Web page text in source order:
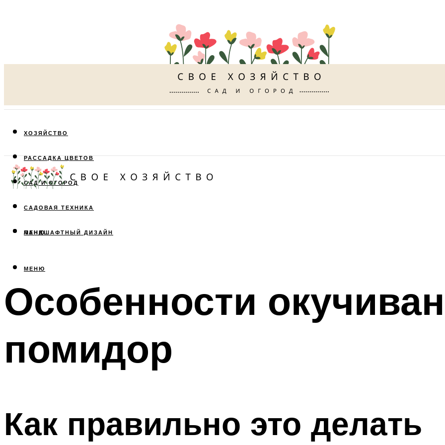
ХОЗЯЙСТВО
РАССАДКА ЦВЕТОВ
САД И ОГОРОД
САДОВАЯ ТЕХНИКА
ЛАНДШАФТНЫЙ ДИЗАЙН
МЕНЮ
МЕНЮ
Особенности
помидор
Как правильно это делать